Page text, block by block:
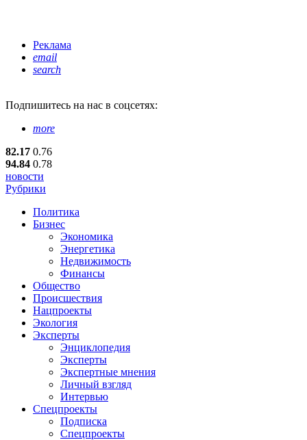
Реклама
email
search
Подпишитесь на нас в соцсетях:
more
82.17 0.76
94.84 0.78
новости
Рубрики
Политика
Бизнес
Экономика
Энергетика
Недвижимость
Финансы
Общество
Происшествия
Нацпроекты
Экология
Эксперты
Энциклопедия
Эксперты
Экспертные мнения
Личный взгляд
Интервью
Спецпроекты
Подписка
Спецпроекты